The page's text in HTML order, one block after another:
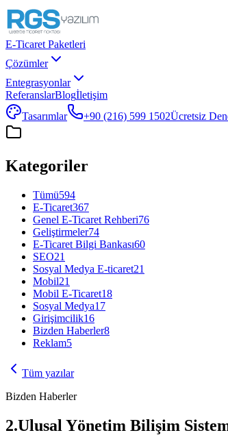
E-Ticaret Paketleri
Çözümler
Entegrasyonlar
ReferanslarBlogİletişim
Tasarımlar
+90 (216) 599 1502Ücretsiz
Kategoriler
Tümü594
E-Ticaret367
Genel E-Ticaret Rehberi76
Geliştirmeler74
E-Ticaret Bilgi Bankası60
SEO21
Sosyal Medya E-ticaret21
Mobil21
Mobil E-Ticaret18
Sosyal Medya17
Girişimcilik16
Bizden Haberler8
Reklam5
Tüm yazılar
Bizden Haberler
2.Ulusal Yönetim Bilişim